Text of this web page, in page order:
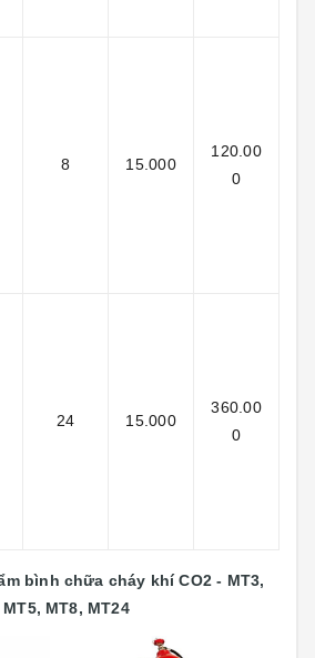
8 15.000
120.00
0
24 15.000
360.00
0
bình chữa cháy khí CO2 - MT3,
MT5, MT8, MT24